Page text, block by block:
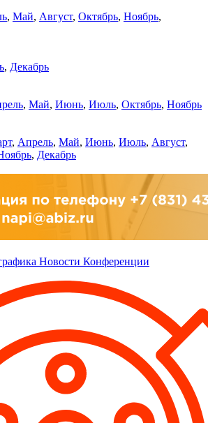
, Май, Август, Октябрь, Ноябрь,
, Декабрь
, Май, Июнь, Июль, Октябрь, Ноябрь
, Апрель, Май, Июнь, Июль, Август,
, Декабрь
Новости Конференции